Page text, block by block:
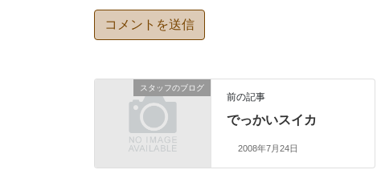
スタッフのブログ
前の記事
でっかいスイカ
2008年7月24日